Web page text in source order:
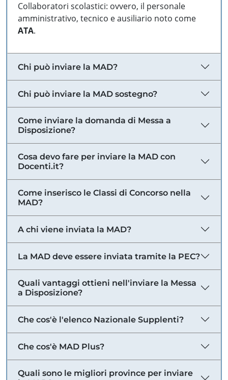
Collaboratori scolastici: ovvero, il personale
amministrativo, tecnico e ausiliario noto come
ATA.
Chi può inviare la MAD?
Chi può inviare la MAD sostegno?
Come inviare la domanda di Messa a
Disposizione?
Cosa devo fare per inviare la MAD con
Docenti.it?
Come inserisco le Classi di Concorso nella
MAD?
A chi viene inviata la MAD?
La MAD deve essere inviata tramite la PEC?
Quali vantaggi ottieni nell'inviare la Messa
a Disposizione?
Che cos'è l'elenco Nazionale Supplenti?
Che cos'è MAD Plus?
Quali sono le migliori province per inviare